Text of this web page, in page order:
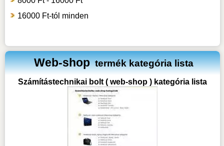
16000 Ft-tól minden
Web-shop termék kategória lista
Számítástechnikai bolt ( web-shop ) kategória lista